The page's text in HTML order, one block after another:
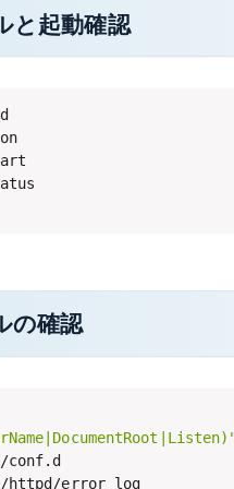
と起動確認
httpd on
の確認
error_log